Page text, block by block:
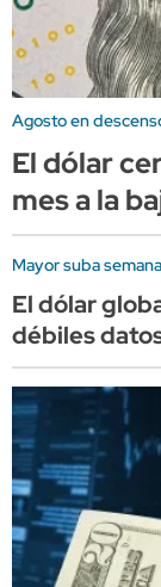
Agosto en
El dólar
mes a la
Mayor suba
El dólar
débiles